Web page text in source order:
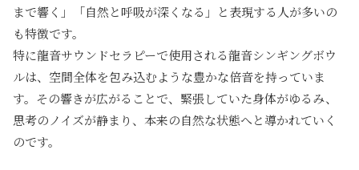
まで響く」「自然と呼吸が深くなる」と表現する人が多いの
も特徴です。
特に龍音サウンドセラピーで使用される龍音シンギングボウ
ルは、空間全体を包み込むような豊かな倍音を持っていま
す。その響きが広がることで、緊張していた身体がゆるみ、
思考のノイズが静まり、本来の自然な状態へと導かれていく
のです。